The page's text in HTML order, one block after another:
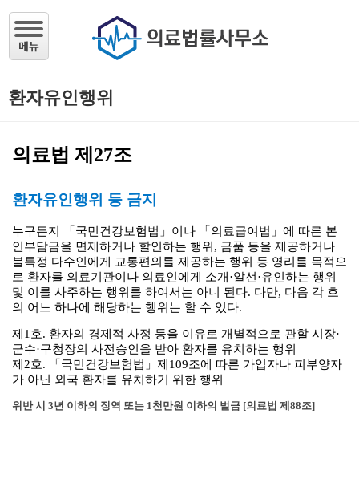
환자유인행위
의료법 제27조
환자유인행위 등 금지
누구든지 「국민건강보험법」이나 「의료급여법」에 따른 본
인부담금을 면제하거나 할인하는 행위, 금품 등을 제공하거나
불특정 다수인에게 교통편의를 제공하는 행위 등 영리를 목적으
로 환자를 의료기관이나 의료인에게 소개·알선·유인하는 행위
및 이를 사주하는 행위를 하여서는 아니 된다. 다만, 다음 각 호
의 어느 하나에 해당하는 행위는 할 수 있다.
제1호. 환자의 경제적 사정 등을 이유로 개별적으로 관할 시장·
군수·구청장의 사전승인을 받아 환자를 유치하는 행위
제2호. 「국민건강보험법」제109조에 따른 가입자나 피부양자
가 아닌 외국 환자를 유치하기 위한 행위
위반 시 3년 이하의 징역 또는 1천만원 이하의 벌금 [의료법 제88조]